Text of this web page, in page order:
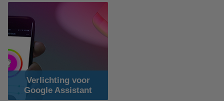
Verlichting voor
Google Assistant